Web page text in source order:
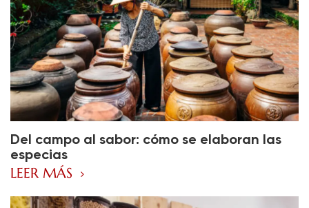
Del campo al sabor: cómo se elaboran las
especias
LEER MÁS